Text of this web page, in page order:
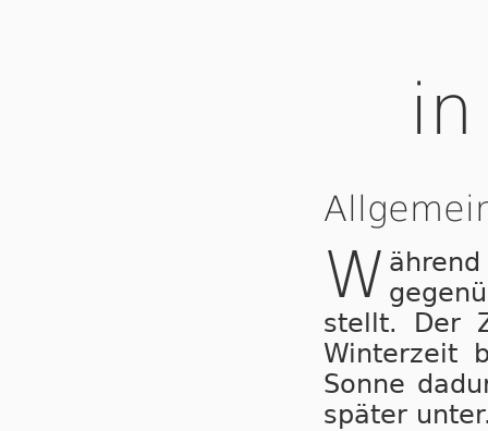
W
stellt. Der
Winterzeit
Sonne
später